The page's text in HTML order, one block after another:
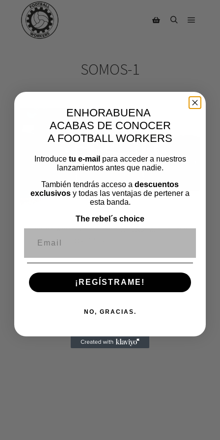
SOMOS-1
PorfootballworkersPublicado elabril 4, 2020El tamaño
completo es de
ENHORABUENA
ACABAS DE CONOCER
A FOOTBALL WORKERS
Introduce tu e-mail para acceder a nuestros
lanzamientos antes que nadie.
También tendrás acceso a descuentos
exclusivos y todas las ventajas de pertener a
esta banda.
The rebel´s choice
¡REGÍSTRAME!
NO, GRACIAS.